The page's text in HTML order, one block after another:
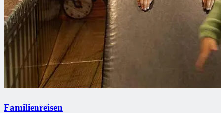
Familienreisen